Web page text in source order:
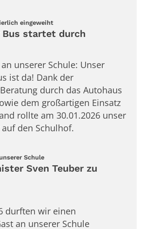
eingeweiht:
Bus startet durch
unserer Schule: Unser
ist da! Dank der
durch das Autohaus
dem großartigen Einsatz
rollte am 30.01.2026 unser
den Schulhof.
Schule:
Sven Teuber zu
durften wir einen
an unserer Schule